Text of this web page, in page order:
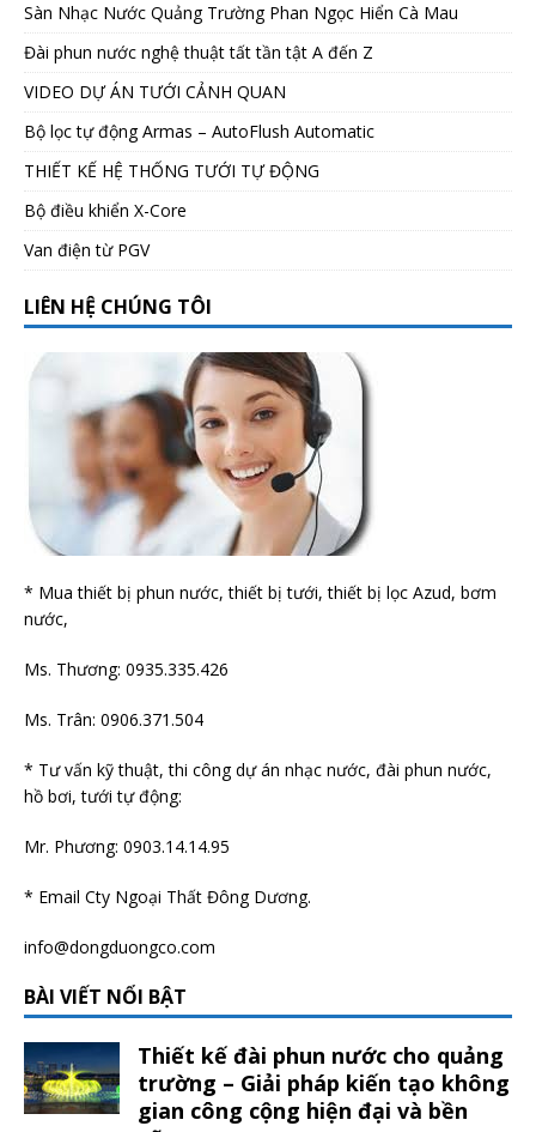
Sàn Nhạc Nước Quảng Trường Phan Ngọc Hiển Cà Mau
Đài phun nước nghệ thuật tất tần tật A đến Z
VIDEO DỰ ÁN TƯỚI CẢNH QUAN
Bộ lọc tự động Armas – AutoFlush Automatic
THIẾT KẾ HỆ THỐNG TƯỚI TỰ ĐỘNG
Bộ điều khiển X-Core
Van điện từ PGV
LIÊN HỆ CHÚNG TÔI
* Mua thiết bị phun nước, thiết bị tưới, thiết bị lọc Azud, bơm
nước,
Ms. Thương: 0935.335.426
Ms. Trân: 0906.371.504
* Tư vấn kỹ thuật, thi công dự án nhạc nước, đài phun nước,
hồ bơi, tưới tự động:
Mr. Phương: 0903.14.14.95
* Email Cty Ngoại Thất Đông Dương.
info@dongduongco.com
BÀI VIẾT NỔI BẬT
Thiết kế đài phun nước cho quảng
trường – Giải pháp kiến tạo không
gian công cộng hiện đại và bền